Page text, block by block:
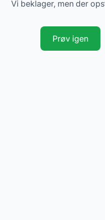
Vi beklager, men der
Prøv igen